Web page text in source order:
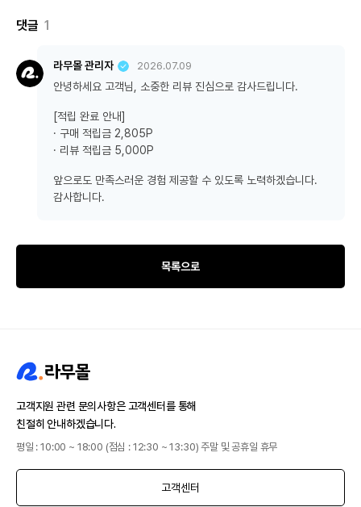
댓글 1
라무몰 관리자 2026.07.09
안녕하세요 고객님, 소중한 리뷰 진심으로 감사드립니다.
[적립 완료 안내]
· 구매 적립금 2,805P
· 리뷰 적립금 5,000P
앞으로도 만족스러운 경험 제공할 수 있도록 노력하겠습니다.
감사합니다.
목록으로
고객지원 관련 문의사항은 고객센터를 통해
친절히 안내하겠습니다.
평일 : 10:00 ~ 18:00 (점심 : 12:30 ~ 13:30) 주말 및 공휴일 휴무
고객센터